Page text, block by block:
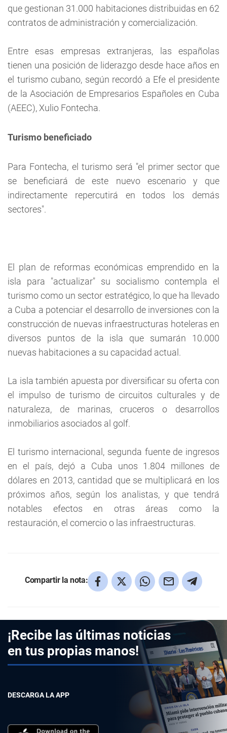
que gestionan 31.000 habitaciones distribuidas en 62
contratos de administración y comercialización.
Entre esas empresas extranjeras, las españolas
tienen una posición de liderazgo desde hace años en
el turismo cubano, según recordó a Efe el presidente
de la Asociación de Empresarios Españoles en Cuba
(AEEC), Xulio Fontecha.
Turismo beneficiado
Para Fontecha, el turismo será "el primer sector que
se beneficiará de este nuevo escenario y que
indirectamente repercutirá en todos los demás
sectores".
El plan de reformas económicas emprendido en la
isla para "actualizar" su socialismo contempla el
turismo como un sector estratégico, lo que ha llevado
a Cuba a potenciar el desarrollo de inversiones con la
construcción de nuevas infraestructuras hoteleras en
diversos puntos de la isla que sumarán 10.000
nuevas habitaciones a su capacidad actual.
La isla también apuesta por diversificar su oferta con
el impulso de turismo de circuitos culturales y de
naturaleza, de marinas, cruceros o desarrollos
inmobiliarios asociados al golf.
El turismo internacional, segunda fuente de ingresos
en el país, dejó a Cuba unos 1.804 millones de
dólares en 2013, cantidad que se multiplicará en los
próximos años, según los analistas, y que tendrá
notables efectos en otras áreas como la
restauración, el comercio o las infraestructuras.
Compartir la nota:
¡Recibe las últimas noticias
en tus propias manos!
DESCARGA LA APP